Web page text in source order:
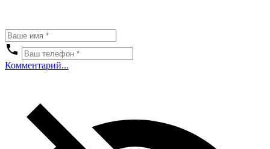
Комментарий...